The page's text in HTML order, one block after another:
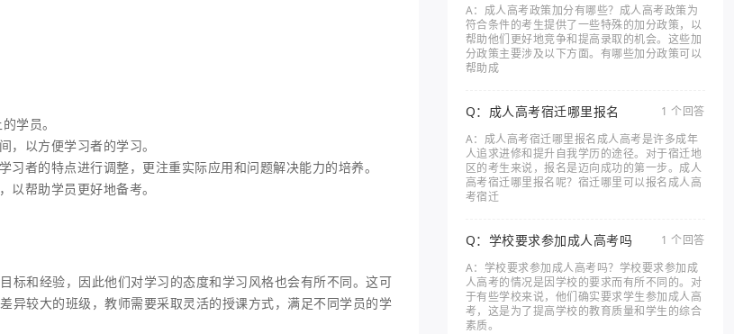
学员。
以方便学习者的学习。
者的特点进行调整，更注重实际应用和问题解决能力的培养。
帮助学员更好地备考。
标和经验，因此他们对学习的态度和学习风格也会有所不同。这可
异较大的班级，教师需要采取灵活的授课方式，满足不同学员的学
A：成人高考政策加分有哪些？成人高考政策为
符合条件的考生提供了一些特殊的加分政策，以
帮助他们更好地竞争和提高录取的机会。这些加
分政策主要涉及以下方面。有哪些加分政策可以
帮助成
Q：成人高考宿迁哪里报名
1 个回答
A：成人高考宿迁哪里报名成人高考是许多成年
人追求进修和提升自我学历的途径。对于宿迁地
区的考生来说，报名是迈向成功的第一步。成人
高考宿迁哪里报名呢？宿迁哪里可以报名成人高
考宿迁
Q：学校要求参加成人高考吗
1 个回答
A：学校要求参加成人高考吗？学校要求参加成
人高考的情况是因学校的要求而有所不同的。对
于有些学校来说，他们确实要求学生参加成人高
考，这是为了提高学校的教育质量和学生的综合
素质。